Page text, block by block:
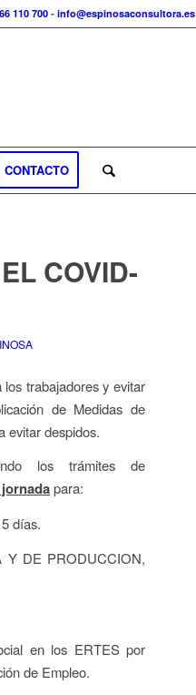
110 700 - info@espinosaconsultora.es
CONTACTO
COVID-
trabajadores y evitar
de Medidas de
evitar despidos.
los trámites de
para:
días.
Y DE PRODUCCION,
en los ERTES por
de Empleo.